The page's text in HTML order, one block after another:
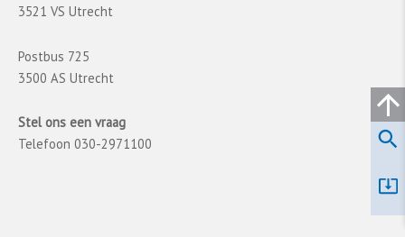
3521 VS Utrecht
Postbus 725
3500 AS Utrecht
Stel ons een vraag
Telefoon 030-2971100